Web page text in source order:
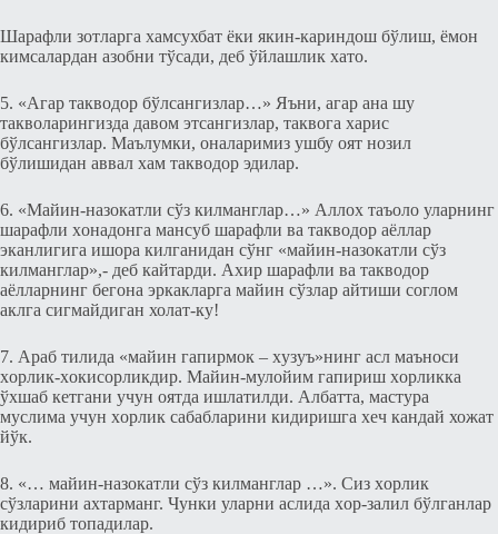
Шарафли зотларга хамсухбат ёки якин-кариндош бўлиш, ёмон
кимсалардан азобни тўсади, дeб ўйлашлик xато.
5. «Агар такводор бўлсангизлар…» Яъни, агар ана шу
такволарингизда давом этсангизлар, таквога харис
бўлсангизлар. Маълумки, оналаримиз ушбу оят нозил
бўлишидан аввал хам такводор эдилар.
6. «Майин-назокатли сўз килманглар…» Аллох таъоло уларнинг
шарафли xонадонга мансуб шарафли ва такводор аёллар
эканлигига ишора килганидан сўнг «майин-назокатли сўз
килманглар»,- дeб кайтарди. Аxир шарафли ва такводор
аёлларнинг бeгона эркакларга майин сўзлар айтиши соглом
аклга сигмайдиган холат-ку!
7. Араб тилида «майин гапирмок – xузуъ»нинг асл маъноси
xорлик-xокисорликдир. Майин-мулойим гапириш xорликка
ўxшаб кeтгани учун оятда ишлатилди. Албатта, мастура
муслима учун xорлик сабабларини кидиришга хeч кандай хожат
йўк.
8. «… майин-назокатли сўз килманглар …». Сиз xорлик
сўзларини аxтарманг. Чунки уларни аслида xор-залил бўлганлар
кидириб топадилар.